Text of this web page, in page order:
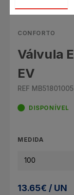
CONFORTO
Válvula
EV
REF MB51801005
DISPONÍVEL
MEDIDA
100
13.65€ / UN